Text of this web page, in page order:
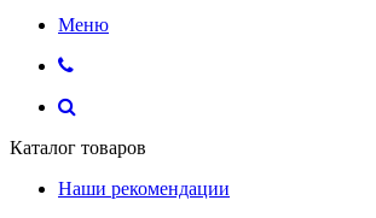
Меню
Каталог товаров
Наши рекомендации